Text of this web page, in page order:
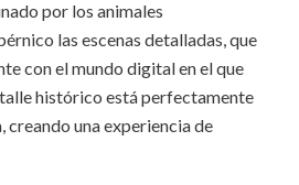
por los animales
las escenas detalladas, que
con el mundo digital en el que
histórico está perfectamente
creando una experiencia de